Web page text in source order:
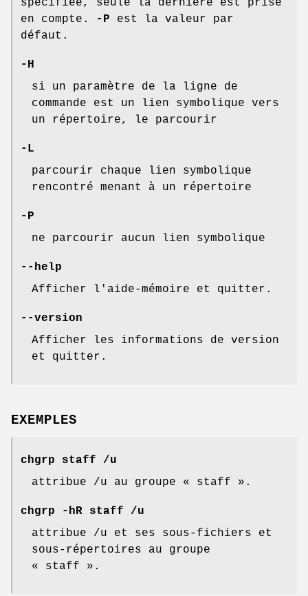
en compte.
-P est la valeur par
défaut.
-H
si un paramètre de la ligne de
commande est un lien symbolique vers
un répertoire, le parcourir
-L
parcourir chaque lien symbolique
rencontré menant à un répertoire
-P
ne parcourir aucun lien symbolique
--help
Afficher l'aide-mémoire et quitter.
--version
Afficher les informations de version
et quitter.
EXEMPLES
chgrp staff /u
attribue /u au groupe « staff ».
chgrp -hR staff /u
attribue /u et ses sous-fichiers et
sous-répertoires au groupe
« staff ».